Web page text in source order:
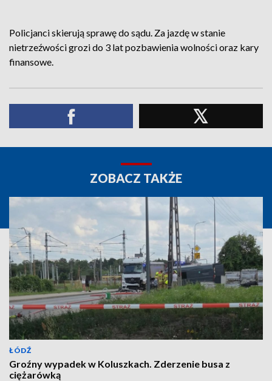
Policjanci skierują sprawę do sądu. Za jazdę w stanie
nietrzeźwości grozi do 3 lat pozbawienia wolności oraz kary
finansowe.
ZOBACZ TAKŻE
ŁÓDŹ
Groźny wypadek w Koluszkach. Zderzenie busa z
ciężarówką